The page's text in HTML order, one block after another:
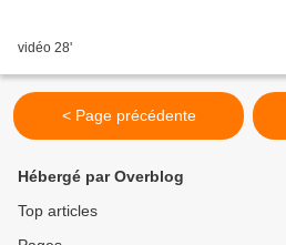
vidéo 28'
< Page précédente
Hébergé par Overblog
Top articles